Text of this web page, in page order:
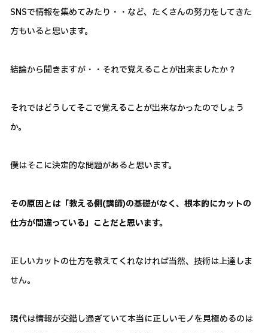
SNSで情報を集めてみたり・・など、たくさんの努力をしてきた
方もいると思います。
結論から聞きますが・・それで覚えることが出来ましたか？
それではどうしてそこで覚えることが出来なかったのでしょう
か。
僕はそこに決定的な問題があると思います。
その原因とは「教える側(講師)の基礎がなく、根本的にカットの
仕方が間違っている」ことだと思います。
正しいカットの仕方を教えてくれなければ当然、技術は上達しま
せん。
現代は情報が交錯し過ぎていて本当に正しいモノを見極めるのは